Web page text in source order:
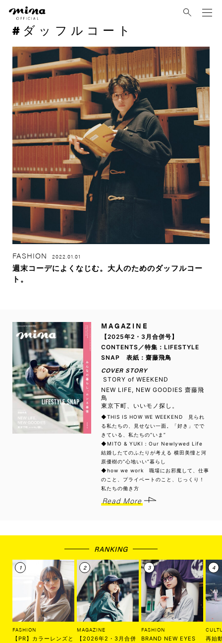
ダッフルコート
FASHION 2022.01.01
週末コーデによくなじむ。大人のためのダッフルコー
ト。
MAGAZINE
【2025年2・3月合併号】
CONTENTS／特集：LIFESTYLE
SNAP 表紙：齋藤飛鳥
COVER STORY
STORY of WEEKEND
NEW LIFE, NEW GOODIES 齋藤飛
鳥
東京下町、いいモノ探し。
◆THIS IS HOW WE WEEKEND 見られ
る私たちの、見せない一面。「好き」でで
きている、私たちの“いま”
◆MITO & YUKI：Our Newlywed Life
結婚したてのふたりが考える 横田美憧と河
原優樹の“心地いい”暮らし
◆how we work 職場にお邪魔して、仕事
のこと、プライベートのこと、じっくり！
私たちの働き方
Read More
RANKING
FASHION
【PR】カラーレンズと
MAGAZINE
【2026年2・3月合併
FASHION
BRAND NEW EYES
再始